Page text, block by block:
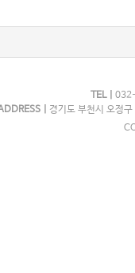
TEL |
|
경기도 부천시 오정